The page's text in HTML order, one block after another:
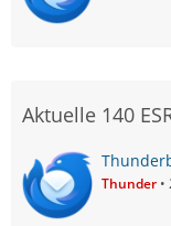
Aktuelle 140
Thunder